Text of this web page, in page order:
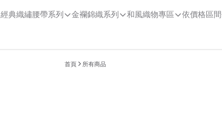
經典織繡腰帶系列 金襴錦織系列 和風織物專區 依價格區
首頁 所有商品